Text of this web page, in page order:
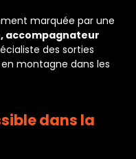
marquée par une
accompagnateur
des sorties
montagne dans les
dans la